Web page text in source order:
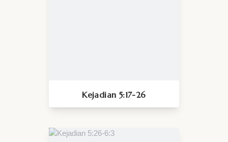
Kejadian 5:17-26